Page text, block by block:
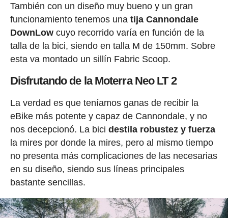
También con un diseño muy bueno y un gran
funcionamiento tenemos una tija Cannondale
DownLowcuyo recorrido varía en función de la
talla de la bici, siendo en talla M de 150mm. Sobre
esta va montado un sillín Fabric Scoop.
Disfrutando de la Moterra Neo LT 2
La verdad es que teníamos ganas de recibir la
eBike más potente y capaz de Cannondale, y no
nos decepcionó. La bici destila robustez y fuerza
la mires por donde la mires, pero al mismo tiempo
no presenta más complicaciones de las necesarias
en su diseño, siendo sus líneas principales
bastante sencillas.